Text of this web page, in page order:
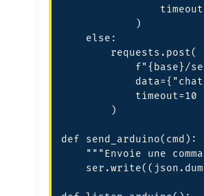
            )
    else:
        requests.post(
f"{base}/
            timeout=10
        )
def send_arduino(cmd):
"""Envoie une